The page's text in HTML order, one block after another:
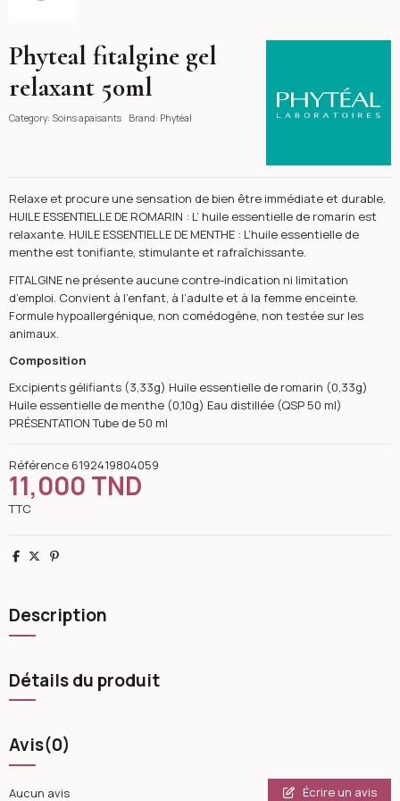
Phyteal fitalgine gel
relaxant 50ml
Category: Soins apaisants Brand: Phytéal
Relaxe et procure une sensation de bien être immédiate et durable.
HUILE ESSENTIELLE DE ROMARIN : L’ huile essentielle de romarin est
relaxante. HUILE ESSENTIELLE DE MENTHE : L’huile essentielle de
menthe est tonifiante, stimulante et rafraîchissante.
FITALGINE ne présente aucune contre-indication ni limitation
d’emploi. Convient à l’enfant, à l’adulte et à la femme enceinte.
Formule hypoallergénique, non comédogène, non testée sur les
animaux.
Composition
Excipients gélifiants (3,33g) Huile essentielle de romarin (0,33g)
Huile essentielle de menthe (0,10g) Eau distillée (QSP 50 ml)
PRÉSENTATION Tube de 50 ml
Référence 6192419804059
11,000 TND
TTC
Partager
TweetPinterest
Description
Détails du produit
Avis(0)
Aucun avis Écrire un avis